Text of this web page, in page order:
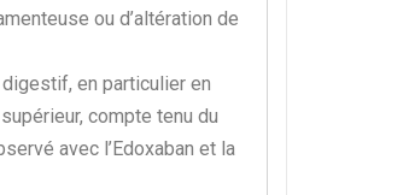
ou d’altération de
en particulier en
compte tenu du
avec l’Edoxaban et la